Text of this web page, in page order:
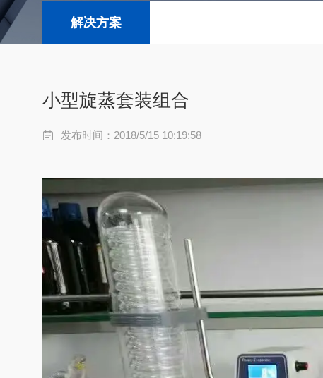
解决方案
小型旋蒸套装组合
发布时间：2018/5/15 10:19:58